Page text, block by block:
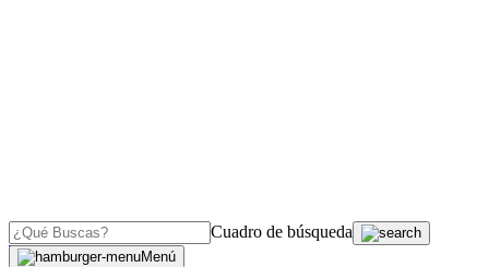
Cuadro de búsqueda
Menú
OJO